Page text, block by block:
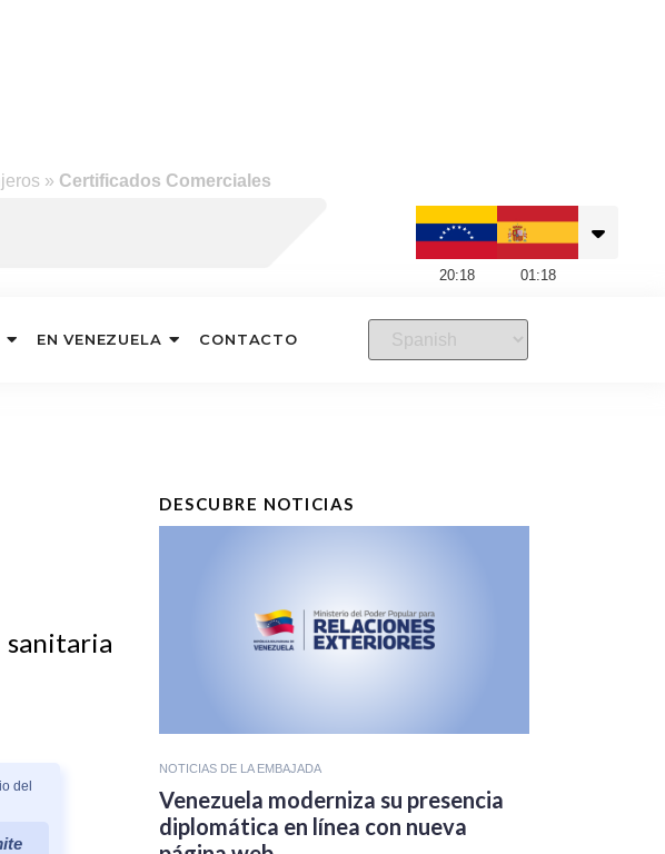
» Certificados Comerciales
20:18 01 :18
EN VENEZUELA CONTACTO
del
DESCUBRE NOTICIAS
NOTICIAS DE LA EMBAJADA
Venezuela moderniza su presencia
diplomática en línea con nueva